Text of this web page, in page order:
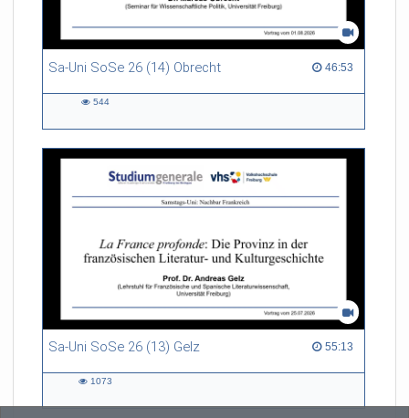
Sa-Uni SoSe 26 (14) Obrecht 46:53
46:53 duration
544
Sa-Uni SoSe 26 (13) Gelz 55:13
55:13 duration
1073